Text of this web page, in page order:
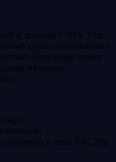
к доллару США. Его
курса относительно
Благодаря этому
из самых
в сети TRC20);